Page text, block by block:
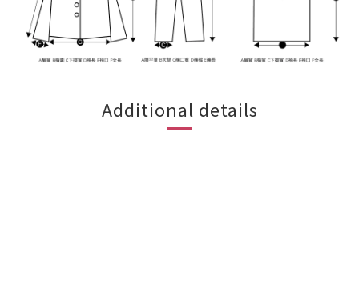
Additional details